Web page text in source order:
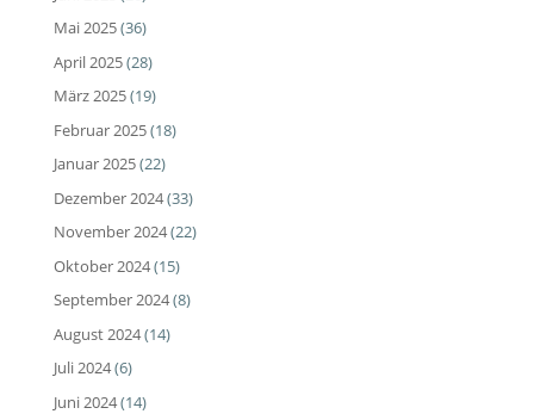
Mai 2025(36)
April 2025(28)
März 2025(19)
Februar 2025(18)
Januar 2025(22)
Dezember 2024(33)
November 2024(22)
Oktober 2024(15)
September 2024(8)
August 2024(14)
Juli 2024(6)
Juni 2024(14)